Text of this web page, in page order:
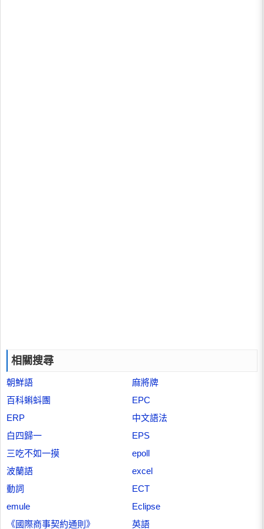
相關搜尋
朝鮮語
麻將牌
百科蝌蚪團
EPC
ERP
中文語法
白四歸一
EPS
三吃不如一摸
epoll
波蘭語
excel
動詞
ECT
emule
Eclipse
《國際商事契約通則》
英語